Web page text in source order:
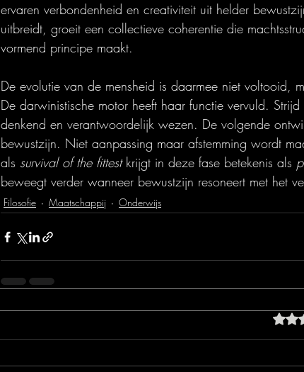
ervaren verbondenheid en creativiteit uit helder
uitbreidt, groeit een collectieve coherentie die
vormend principe maakt.
De evolutie van de mensheid is daarmee niet voltooid,
De darwinistische motor heeft haar functie vervuld.
denkend en verantwoordelijk wezen. De volgende
bewustzijn. Niet aanpassing maar afstemming wordt
als survival of the fittest krijgt in deze fase betekenis als
beweegt verder wanneer bewustzijn resoneert met het
Filosofie Maatschappij Onderwijs